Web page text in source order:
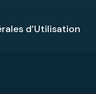
d’Utilisation